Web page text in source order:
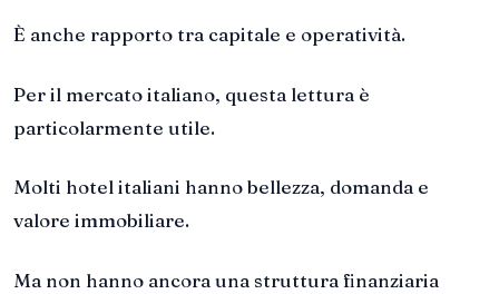
È anche rapporto tra capitale e operatività.
Per il mercato italiano, questa lettura è
particolarmente utile.
Molti hotel italiani hanno bellezza, domanda e
valore immobiliare.
Ma non hanno ancora una struttura finanziaria